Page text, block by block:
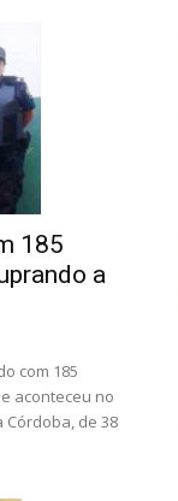
185
a
com 185
aconteceu no
de 38